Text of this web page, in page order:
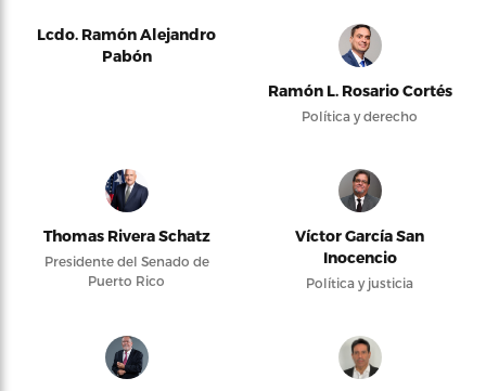
Lcdo. Ramón Alejandro
Pabón
Ramón L. Rosario Cortés
Política y derecho
Thomas Rivera Schatz
Presidente del Senado de
Puerto Rico
Víctor García San
Inocencio
Política y justicia